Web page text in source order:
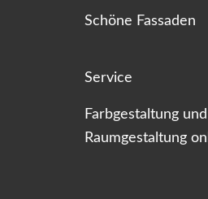
Schöne Fassaden
Service
Farbgestaltung und
Raumgestaltung